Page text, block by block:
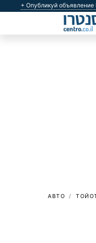
+ Опубликуй
АВТО